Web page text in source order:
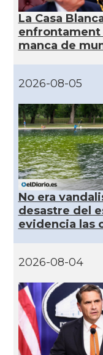
CAMON
CAMON
CAMON
CAMON
CAMON
CAMON
La Casa
enfrontament
manca de
2026-08-05
No era
desastre del
evidencia las
2026-08-04